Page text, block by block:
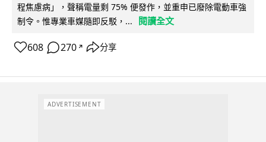
程焦慮病」，聲稱電量剩 75% 便發作，並重申已廢除電動車強
制令。惟專業車媒隨即反駁，...
閱讀全文
608 270 ↗ 分享
ADVERTISEMENT